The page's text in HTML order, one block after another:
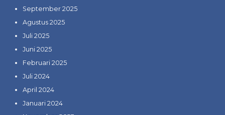
September 2025
Agustus 2025
Juli 2025
Juni 2025
Februari 2025
Juli 2024
April 2024
Januari 2024